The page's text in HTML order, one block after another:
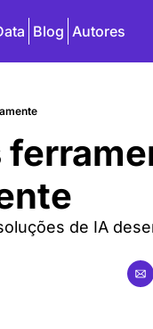
Blog Autores
de IA